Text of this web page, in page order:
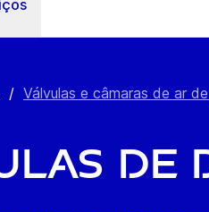
/ Válvulas e câmaras de ar
de